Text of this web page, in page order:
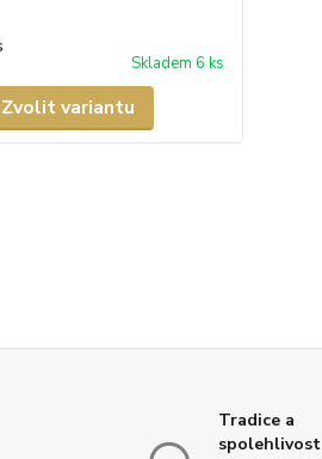
Skladem 6 ks
Zvolit variantu
Tradice a
spolehlivost